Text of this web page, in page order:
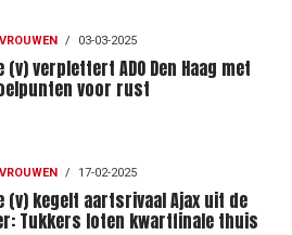
/ 03-03-2025
(v) verplettert ADO Den Haag met
voor rust
/ 17-02-2025
(v) kegelt aartsrivaal Ajax uit de
Tukkers loten kwartfinale thuis